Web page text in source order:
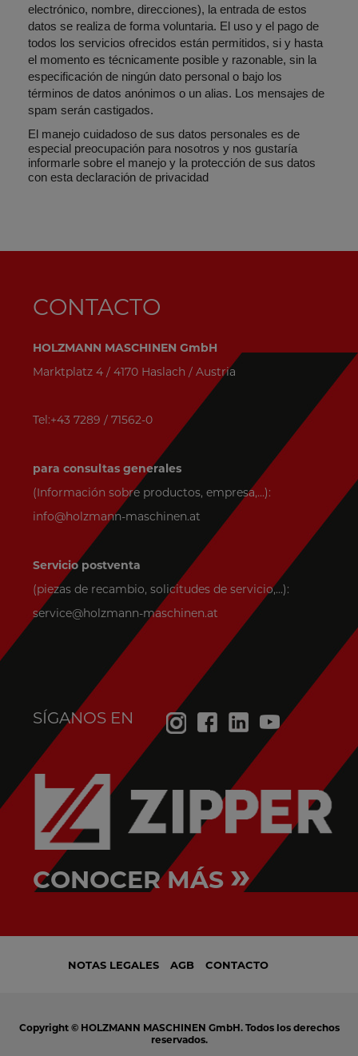
electrónico, nombre, direcciones), la entrada de estos
datos se realiza de forma voluntaria. El uso y el pago de
todos los servicios ofrecidos están permitidos, si y hasta
el momento es técnicamente posible y razonable, sin la
especificación de ningún dato personal o bajo los
términos de datos anónimos o un alias. Los mensajes de
spam serán castigados.
El manejo cuidadoso de sus datos personales es de
especial preocupación para nosotros y nos gustaría
informarle sobre el manejo y la protección de sus datos
con esta declaración de privacidad
CONTACTO
HOLZMANN MASCHINEN GmbH
Marktplatz 4 / 4170 Haslach / Austria
Tel:+43 7289 / 71562-0
para consultas generales
(Información sobre productos, empresa,...):
info@holzmann-maschinen.at
Servicio postventa
(piezas de recambio, solicitudes de servicio,...):
service@holzmann-maschinen.at
SÍGANOS EN
CONOCER MÁS »
NOTAS LEGALES AGB CONTACTO
Copyright © HOLZMANN MASCHINEN GmbH. Todos los derechos
reservados.